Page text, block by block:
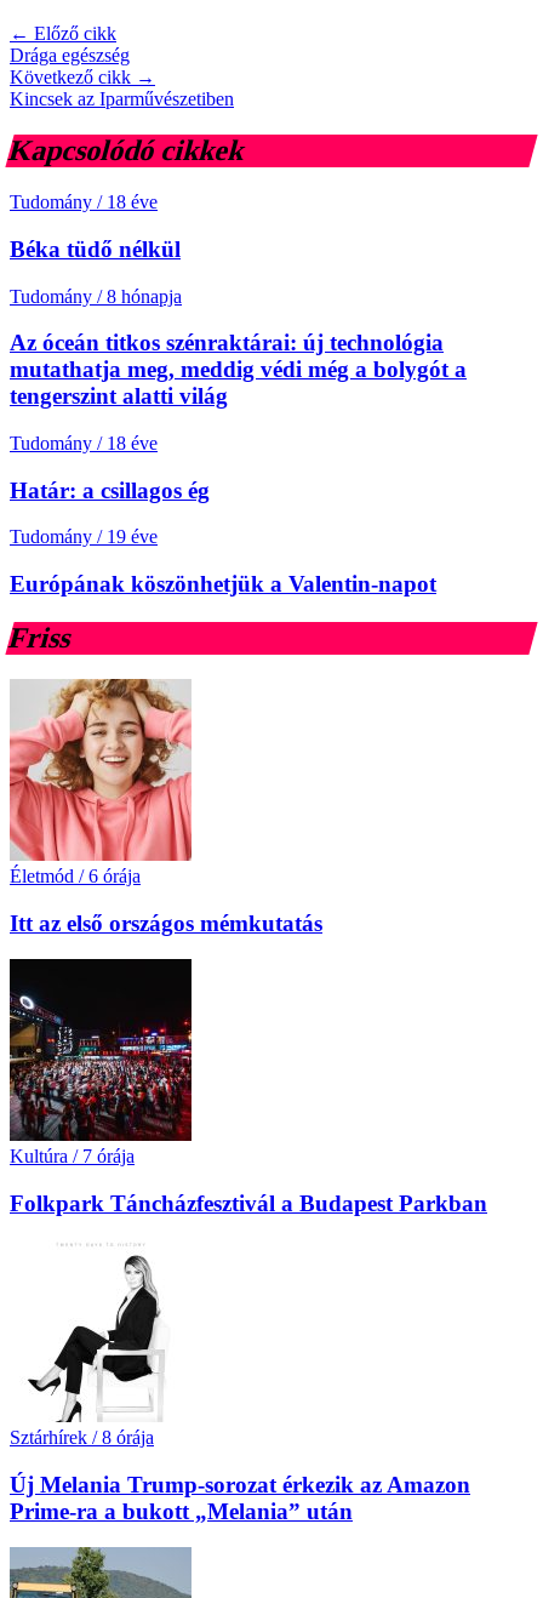
← Előző cikk
Drága egészség
Következő cikk →
Kincsek az Iparművészetiben
Kapcsolódó cikkek
Tudomány / 18 éve
Béka tüdő nélkül
Tudomány / 8 hónapja
Az óceán titkos szénraktárai: új technológia
mutathatja meg, meddig védi még a bolygót a
tengerszint alatti világ
Tudomány / 18 éve
Határ: a csillagos ég
Tudomány / 19 éve
Európának köszönhetjük a Valentin-napot
Friss
Életmód / 6 órája
Itt az első országos mémkutatás
Kultúra / 7 órája
Folkpark Táncházfesztivál a Budapest Parkban
Sztárhírek / 8 órája
Új Melania Trump-sorozat érkezik az Amazon
Prime-ra a bukott „Melania” után